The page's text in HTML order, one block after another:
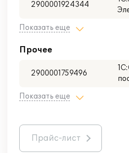
2900001924344
Показать еще
Прочее
2900001759496
Показать еще
Прайс-лист